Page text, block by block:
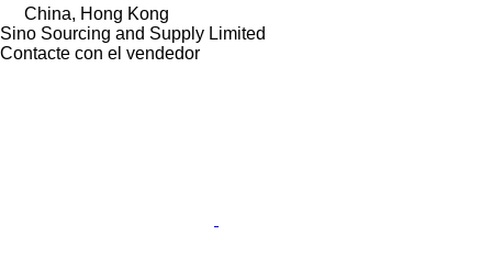
China, Hong Kong
Sino Sourcing and Supply Limited
Contacte con el vendedor